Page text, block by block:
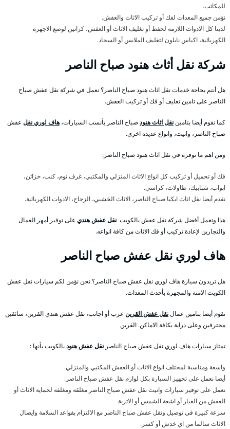
للمكاتب.
نؤمن جميع المعدات لفك أو تركيب الاثاث والعفش.
لدينا كل الادوات اللازمة لحفظ أو تغليف الاثاث أو العفش، كراتين لوضع الاجهزة
الكهربائية، اكياس نايلون لتغليف الملابس أو السجاد.
شركة نقل أثاث هنود صباح الناصر
هل أنتم بحاجة خدمات نقل اثاث هنود صباح الناصر؟ نعمل في شركة نقل عفش صباح
الناصر على تامين تغليف أو فك أو تركيب العفش.
كما نقوم أيضا بتاميننقل اثاث هنودصباح الناصر بأنسب السيارات، هاف لوري نقل عفش
صباح الناصر، وانيت، وانواع عديدة اخرى.
ومن اهم ما نوفره في نقل اثاث هنود صباح الناصر:
فك أو تحميل أو تركيب كل انواع الاثاث المنزلي والمكتبي، غرف نوم، كنب، خزائن،
ابواب، شبابيك، طاولات، كراسي.
نقدم أيضا نقل اثاث ايكيا صباح الناصر، الاثاث الخشبي، الزجاج، الادوات الكهربائية.
هذا وتعمل أفضل شركة نقل عفش بالكويت نقل عفش هندي على توفير أمهر العمال
والنجارين لإعادة تركيب أو فك الاثاث من كافة انواعه.
هاف لوري نقل عفش صباح الناصر
هل تريدون سيارة هاف لوري نقل عفش صباح الناصر؟ نحن نؤمن لكم سيارات نقل عفش
الكويت الامنة والمجهزة بأحدث المعدات.
نقوم أيضا بتامين عمالنقل عفش القرين عرب أو اجانب، نقل عفش هندي القرين، سائقين
محترفين وعلى دراية بكافة الاماكن. القرين
تمتاز سيارات هاف لوري نقل عفش صباح الناصر نقل عفش هنودبالكويت بأنها :
واسعة ومناسبة لمختلف انواع الاثاث أو العفش المكتبي والمنزلي.
أيضا نعمل على تجهيز السيارة بكل لوازم نقل عفش صباح الناصر.
نعمل على توفير سيارات وانيت نقل عفش صباح الناصر مغلقة ومغلفة لحماية الاثاث أو
العفش من الغبار أو اشعة الشمس أو الاتربة
سرعة كبيرة في توصيل ونقل عفش صباح الناصر مع الالتزام بقواعد السلامة وايصال
الاثاث سالما من اي خدش أو كسر.